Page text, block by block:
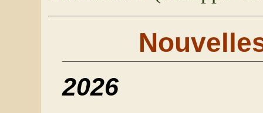
2026